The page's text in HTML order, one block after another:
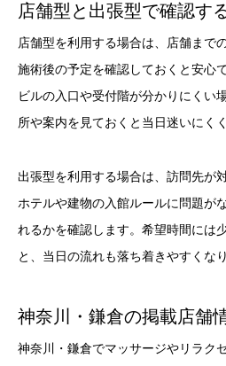
店舗型と出張型で確認す
店舗型を利用する場合は、店舗まで
施術後の予定を確認しておくと安心
ビルの入口や受付階が分かりにくい
所や案内を見ておくと当日迷いにく
出張型を利用する場合は、訪問先が
ホテルや建物の入館ルールに問題が
れるかを確認します。希望時間には
と、当日の流れも落ち着きやすくなり
神奈川・鎌倉の掲載店舗
神奈川・鎌倉でマッサージやリラク